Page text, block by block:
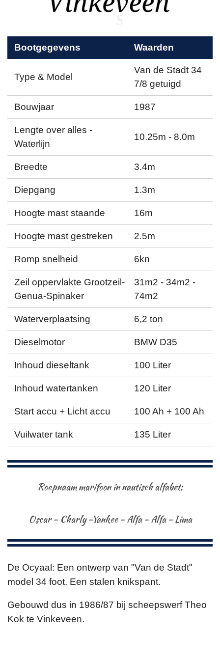
Bootgegevens Waarden
Type & Model
Van de Stadt 34
7/8 getuigd
Bouwjaar 1987
Lengte over alles -
Waterlijn
10.25m - 8.0m
Breedte 3.4m
Diepgang 1.3m
Hoogte mast staande 16m
Hoogte mast gestreken 2.5m
Romp snelheid 6kn
Zeil oppervlakte Grootzeil-
Genua-Spinaker
31m2 - 34m2 -
74m2
Waterverplaatsing 6,2 ton
Dieselmotor BMW D35
Inhoud dieseltank 100 Liter
Inhoud watertanken 120 Liter
Start accu + Licht accu 100 Ah + 100 Ah
Vuilwater tank 135 Liter
Roepnaam marifoon in nautisch alfabet:
Oscar - Charly -Yankee - Alfa - Alfa - Lima
De Ocyaal: Een ontwerp van "Van de Stadt"
model 34 foot. Een stalen knikspant.
Gebouwd dus in 1986/87 bij scheepswerf Theo
Kok te Vinkeveen.